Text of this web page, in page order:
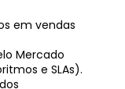
em vendas
Mercado
e SLAs).